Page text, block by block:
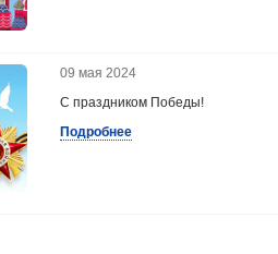
09 мая 2024
С праздником Победы!
Подробнее